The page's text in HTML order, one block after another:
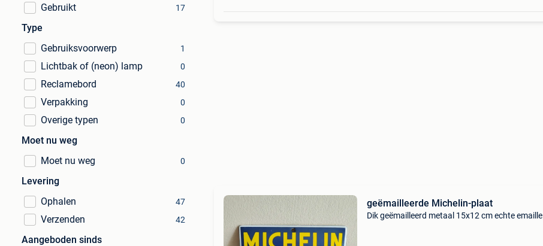
Gebruikt 17
Type
Gebruiksvoorwerp
1
Lichtbak of (neon) lamp 0
Reclamebord 40
Verpakking 0
Overige typen 0
Moet nu weg
Moet nu weg
0
Levering
Ophalen
47
Verzenden 42
Aangeboden sinds
geëmailleerde Michelin-plaat
Dik geëmailleerd metaal 15x12 cm echte emaille l